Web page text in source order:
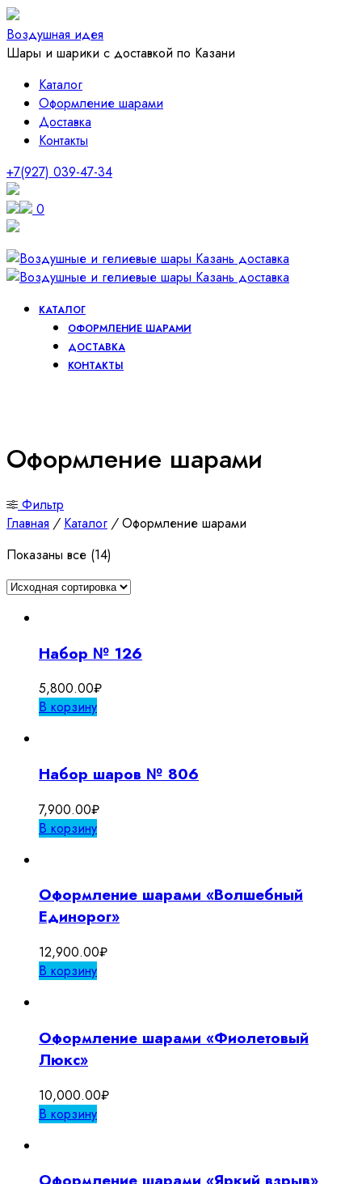
Воздушная идея
Шары и шарики с доставкой по Казани
Каталог
Оформление шарами
Доставка
Контакты
+7(927) 039-47-34
0
КАТАЛОГ
ОФОРМЛЕНИЕ ШАРАМИ
ДОСТАВКА
КОНТАКТЫ
Оформление шарами
Фильтр
Главная / Каталог /Оформление шарами
Показаны все (14)
Набор № 126
5,800.00₽
В корзину
Набор шаров № 806
7,900.00₽
В корзину
Оформление шарами «Волшебный
Единорог»
12,900.00₽
В корзину
Оформление шарами «Фиолетовый
Люкс»
10,000.00₽
В корзину